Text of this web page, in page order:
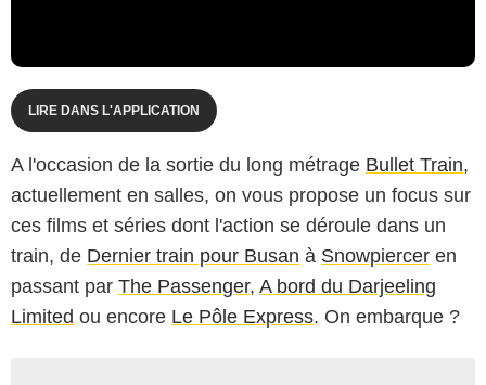
LIRE DANS L'APPLICATION
A l'occasion de la sortie du long métrage Bullet Train,
actuellement en salles, on vous propose un focus sur
ces films et séries dont l'action se déroule dans un
train, de Dernier train pour Busan à Snowpiercer en
passant par The Passenger, A bord du Darjeeling
Limited ou encore Le Pôle Express. On embarque ?